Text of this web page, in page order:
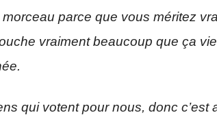
parce que vous méritez
vraiment beaucoup que ça
qui votent pour nous, donc c’est